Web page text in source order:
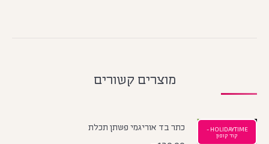
מוצרים קשורים
HOLIDAYTIME -
קוד קופון
כתר בד אוריגמי פשתן תכלת